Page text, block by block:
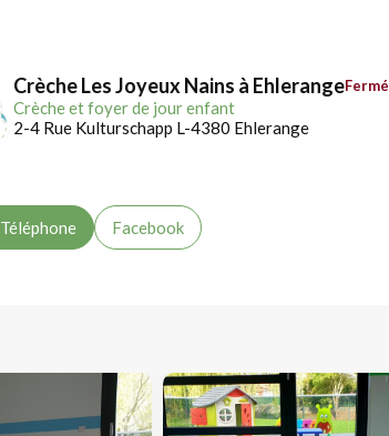
Crèche Les Joyeux Nains à EhlerangeFermé
Crèche et foyer de jour enfant
2-4 Rue Kulturschapp L-4380 Ehlerange
Téléphone Facebook